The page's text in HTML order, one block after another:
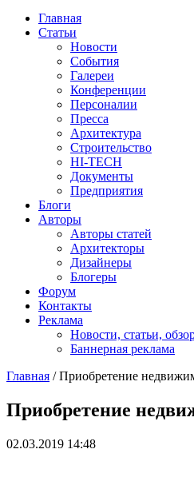
Главная
Статьи
Новости
События
Галереи
Конференции
Персоналии
Пресса
Архитектура
Строительство
HI-TECH
Документы
Предприятия
Блоги
Авторы
Авторы статей
Архитекторы
Дизайнеры
Блогеры
Форум
Контакты
Реклама
Новости, статьи,
Баннерная реклама
Главная / Приобретение
Приобретение
02.03.2019 14:48